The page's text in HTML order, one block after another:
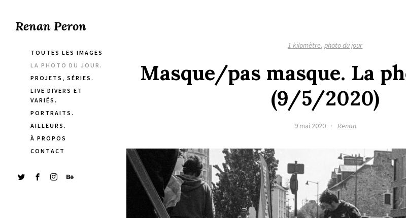
Renan Peron
TOUTES LES IMAGES
LA PHOTO DU JOUR.
PROJETS, SÉRIES.
LIVE DIVERS ET
VARIÉS.
PORTRAITS.
AILLEURS.
À PROPOS
CONTACT
1 kilomètre,photo du jour
Masque/pas masque. La
(9/5/2020)
9 mai 2020 · Renan